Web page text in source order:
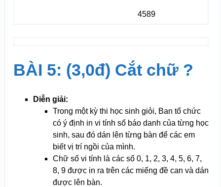
4589
BÀI 5: (3,0đ) Cắt chữ ?
Diễn giải:
Trong một kỳ thi học sinh giỏi, Ban tổ chức
có ý định in vi tính số báo danh của từng học
sinh, sau đó dán lên từng bàn để các em
biết vị trí ngồi của mình.
Chữ số vi tính là các số 0, 1, 2, 3, 4, 5, 6, 7,
8, 9 được in ra trên các miếng đề can và dán
được lên bàn.